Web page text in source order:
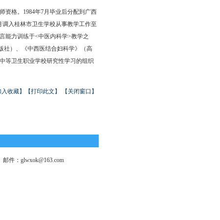
资格。1984年7月毕业后分配到广西
入桂林市卫生学校从事教学工作至
能力训练于<中医内科学>教学之
社）、《中西医结合妇科学》（高
等卫生职业学校研究性学习的组织
收藏】 【打印此文】 【关闭窗口】
件：glwxok@163.com